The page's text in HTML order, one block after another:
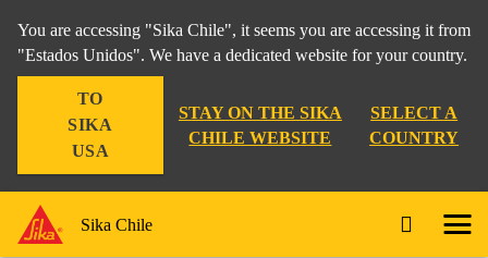
You are accessing "Sika Chile", it seems you are accessing it from
"Estados Unidos". We have a dedicated website for your country.
TO
SIKA
USA
STAY ON THE SIKA
CHILE WEBSITE
SELECT A
COUNTRY
Sika Chile